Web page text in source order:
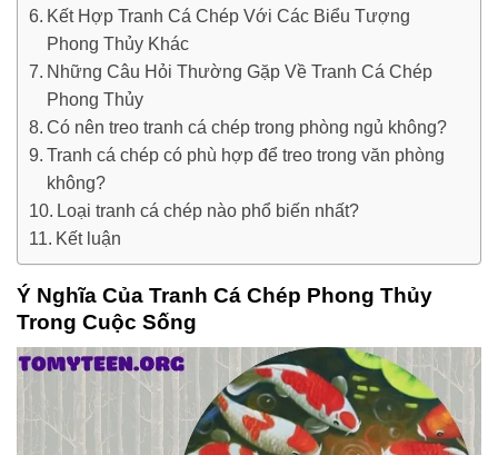
Kết Hợp Tranh Cá Chép Với Các Biểu Tượng
Phong Thủy Khác
Những Câu Hỏi Thường Gặp Về Tranh Cá Chép
Phong Thủy
Có nên treo tranh cá chép trong phòng ngủ không?
Tranh cá chép có phù hợp để treo trong văn phòng
không?
Loại tranh cá chép nào phổ biến nhất?
Kết luận
Ý Nghĩa Của Tranh Cá Chép Phong Thủy
Trong Cuộc Sống